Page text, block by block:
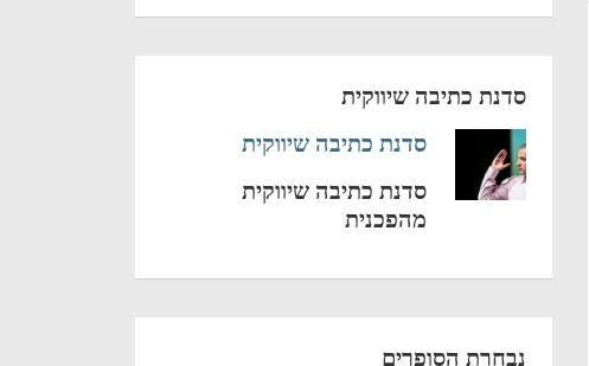
סדנת כתיבה שיווקית
סדנת כתיבה שיווקית
סדנת כתיבה שיווקית
מהפכנית
נבחרת הסופרים